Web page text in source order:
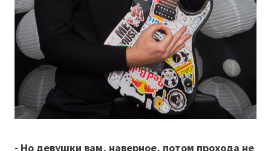
- Но девушки вам, наверное, потом прохода не